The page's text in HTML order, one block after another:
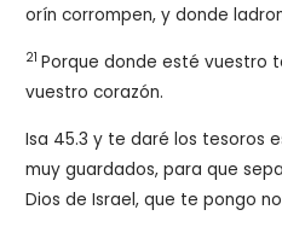
orín corrompen, y donde
21Porque donde esté vuestro
vuestro corazón.
Isa 45.3 y te daré los tesoros
muy guardados, para que
Dios de Israel, que te pongo